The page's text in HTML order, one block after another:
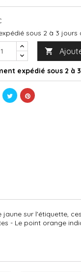
sous 2 à 3 jours

expédié sous 2 à
jaune sur l'étiquette,
- Le point orange